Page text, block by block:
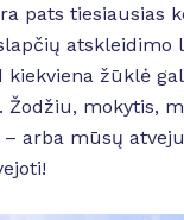
pats tiesiausias
atskleidimo
kiekviena žūklė
Žodžiu, mokytis,
arba mūsų